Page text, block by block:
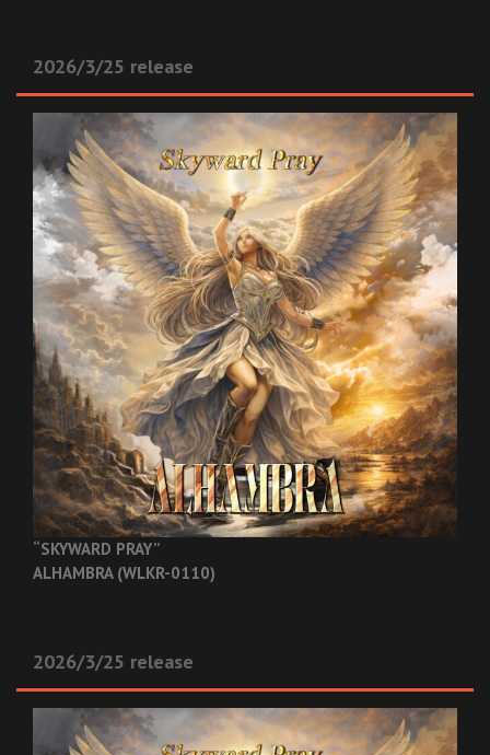
2026/3/25 release
“SKYWARD PRAY”
ALHAMBRA (WLKR-0110)
2026/3/25 release